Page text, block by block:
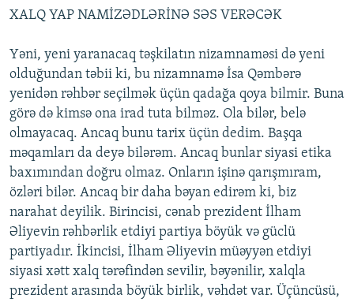
XALQ YAP NAMİZƏDLƏRİNƏ SƏS VERƏCƏK
Yəni, yeni yaranacaq təşkilatın nizamnaməsi də yeni
olduğundan təbii ki, bu nizamnamə İsa Qəmbərə
yenidən rəhbər seçilmək üçün qadağa qoya bilmir. Buna
görə də kimsə ona irad tuta bilməz. Ola bilər, belə
olmayacaq. Ancaq bunu tarix üçün dedim. Başqa
məqamları da deyə bilərəm. Ancaq bunlar siyasi etika
baxımından doğru olmaz. Onların işinə qarışmıram,
özləri bilər. Ancaq bir daha bəyan edirəm ki, biz
narahat deyilik. Birincisi, cənab prezident İlham
Əliyevin rəhbərlik etdiyi partiya böyük və güclü
partiyadır. İkincisi, İlham Əliyevin müəyyən etdiyi
siyasi xətt xalq tərəfindən sevilir, bəyənilir, xalqla
prezident arasında böyük birlik, vəhdət var. Üçüncüsü,